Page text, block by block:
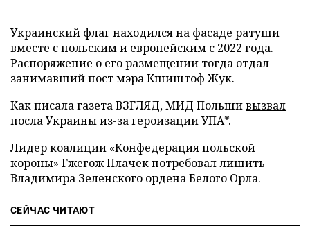
Украинский флаг находился на фасаде ратуши
вместе с польским и европейским с 2022 года.
Распоряжение о его размещении тогда отдал
занимавший пост мэра Кшиштоф Жук.
Как писала газета ВЗГЛЯД, МИД Польшивызвал
посла Украины из-за героизации УПА*.
Лидер коалиции «Конфедерация польской
короны» Гжегож Плачекпотребоваллишить
Владимира Зеленского ордена Белого Орла.
СЕЙЧАС ЧИТАЮТ